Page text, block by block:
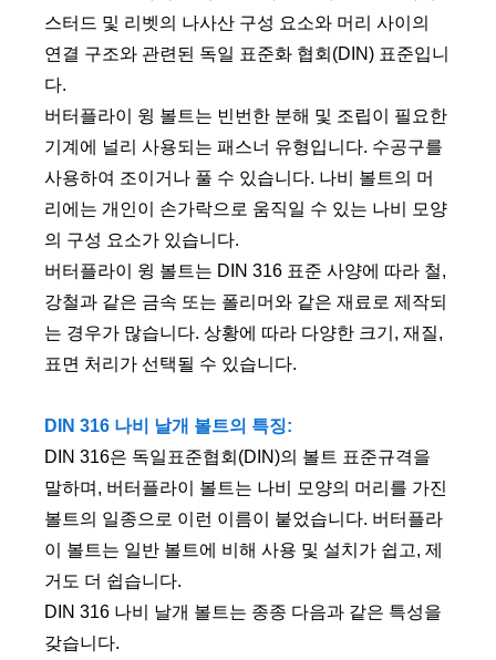
스터드 및 리벳의 나사산 구성 요소와 머리 사이의
연결 구조와 관련된 독일 표준화 협회(DIN) 표준입니
다.
버터플라이 윙 볼트는 빈번한 분해 및 조립이 필요한
기계에 널리 사용되는 패스너 유형입니다. 수공구를
사용하여 조이거나 풀 수 있습니다. 나비 볼트의 머
리에는 개인이 손가락으로 움직일 수 있는 나비 모양
의 구성 요소가 있습니다.
버터플라이 윙 볼트는 DIN 316 표준 사양에 따라 철,
강철과 같은 금속 또는 폴리머와 같은 재료로 제작되
는 경우가 많습니다. 상황에 따라 다양한 크기, 재질,
표면 처리가 선택될 수 있습니다.
DIN 316 나비 날개 볼트의 특징:
DIN 316은 독일표준협회(DIN)의 볼트 표준규격을
말하며, 버터플라이 볼트는 나비 모양의 머리를 가진
볼트의 일종으로 이런 이름이 붙었습니다. 버터플라
이 볼트는 일반 볼트에 비해 사용 및 설치가 쉽고, 제
거도 더 쉽습니다.
DIN 316 나비 날개 볼트는 종종 다음과 같은 특성을
갖습니다.